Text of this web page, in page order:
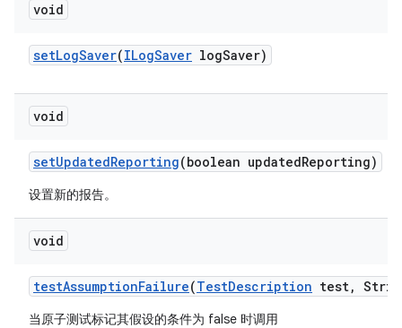
void
setLogSaver(ILogSaver logSaver)
void
setUpdatedReporting(boolean updatedReporting)
设置新的报告。
void
testAssumptionFailure(TestDescription test,
当原子测试标记其假设的条件为 false 时调用